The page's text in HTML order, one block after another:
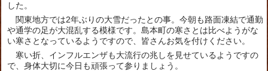
した。
関東地方では2年ぶりの大雪だったとの事。今朝も路面凍結で通勤
や通学の足が大混乱する模様です。島本町の寒さとは比べようがな
い寒さとなっているようですので、皆さんお気を付けください。
寒い折、インフルエンザも大流行の兆しを見せているようですの
で、身体大切に今日も頑張って参りましょう。